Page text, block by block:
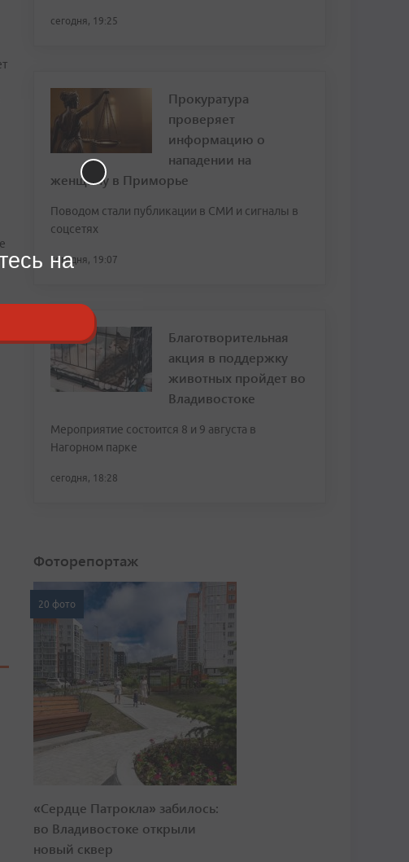
сегодня, 19:25
Прокуратура
проверяет
информацию о
нападении на
женщину в Приморье
Поводом стали публикации в СМИ и сигналы в
соцсетях
сегодня, 19:07
Благотворительная
акция в поддержку
животных пройдет во
Владивостоке
Мероприятие состоится 8 и 9 августа в
Нагорном парке
сегодня, 18:28
Фоторепортаж
20 фото
«Сердце Патрокла» забилось:
во Владивостоке открыли
новый сквер
на